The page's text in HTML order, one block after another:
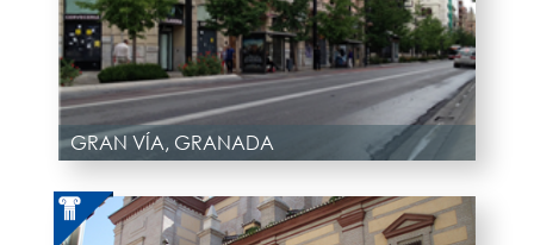
GRAN VÍA, GRANADA